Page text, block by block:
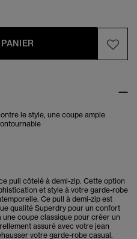
le style, une coupe ample
pull côtelé à demi-zip. Cette option
et style à votre garde-robe
Ce pull à demi-zip est
qualité Superdry pour un confort
coupe classique pour créer un
assuré avec votre jean
votre garde-robe casual.